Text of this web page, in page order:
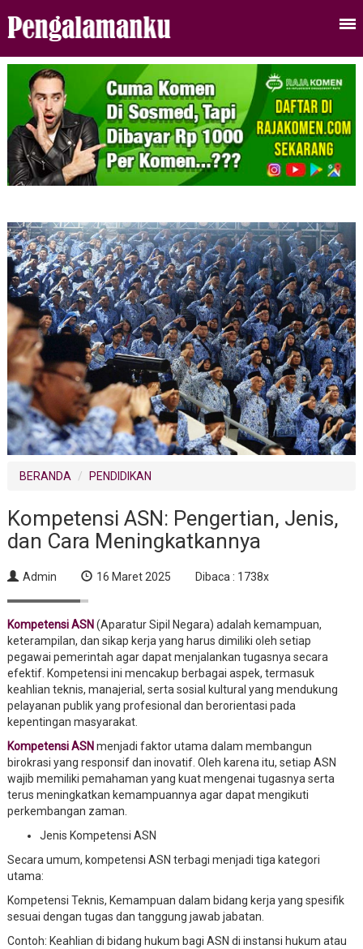
BERANDA PENDIDIKAN
Kompetensi ASN: Pengertian, Jenis,
dan Cara Meningkatkannya
Admin 16 Maret 2025 Dibaca : 1738x
Kompetensi ASN (Aparatur Sipil Negara) adalah kemampuan,
keterampilan, dan sikap kerja yang harus dimiliki oleh setiap
pegawai pemerintah agar dapat menjalankan tugasnya secara
efektif. Kompetensi ini mencakup berbagai aspek, termasuk
keahlian teknis, manajerial, serta sosial kultural yang mendukung
pelayanan publik yang profesional dan berorientasi pada
kepentingan masyarakat.
Kompetensi ASN menjadi faktor utama dalam membangun
birokrasi yang responsif dan inovatif. Oleh karena itu, setiap ASN
wajib memiliki pemahaman yang kuat mengenai tugasnya serta
terus meningkatkan kemampuannya agar dapat mengikuti
perkembangan zaman.
Jenis Kompetensi ASN
Secara umum, kompetensi ASN terbagi menjadi tiga kategori
utama:
Kompetensi Teknis, Kemampuan dalam bidang kerja yang spesifik
sesuai dengan tugas dan tanggung jawab jabatan.
Contoh: Keahlian di bidang hukum bagi ASN di instansi hukum atau